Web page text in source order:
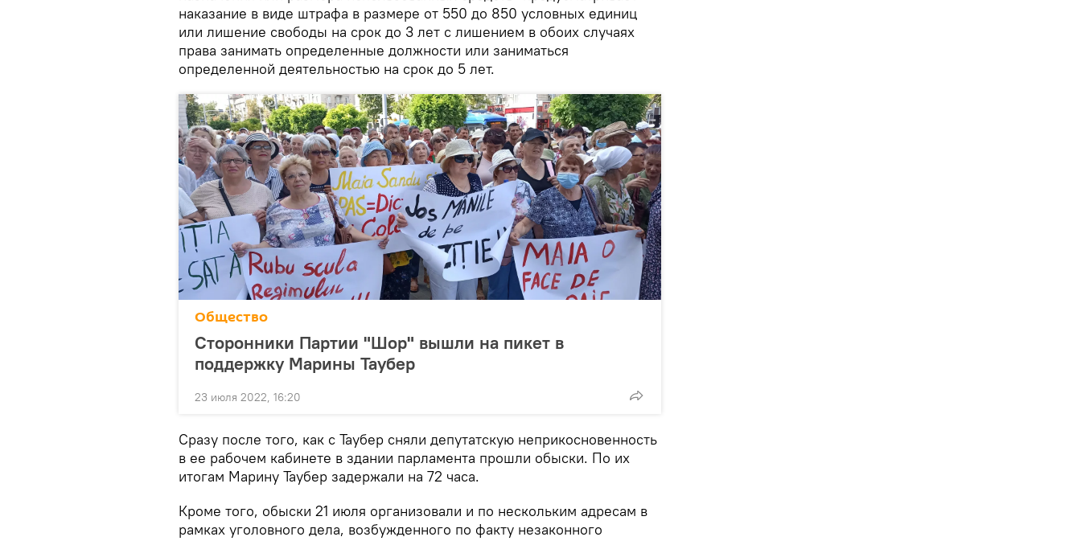
наказание в виде штрафа в размере от 550 до 850 условных единиц
или лишение свободы на срок до 3 лет с лишением в обоих случаях
права занимать определенные должности или заниматься
определенной деятельностью на срок до 5 лет.
Общество
Сторонники Партии "Шор" вышли на пикет в
поддержку Марины Таубер
23 июля 2022, 16:20
Сразу после того, как с Таубер сняли депутатскую неприкосновенность
в ее рабочем кабинете в здании парламента прошли обыски. По их
итогам Марину Таубер задержали на 72 часа.
Кроме того, обыски 21 июля организовали и по нескольким адресам в
рамках уголовного дела, возбужденного по факту незаконного